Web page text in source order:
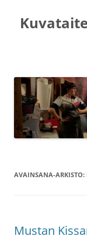
AVAINSANA-ARKISTO:
Mustan